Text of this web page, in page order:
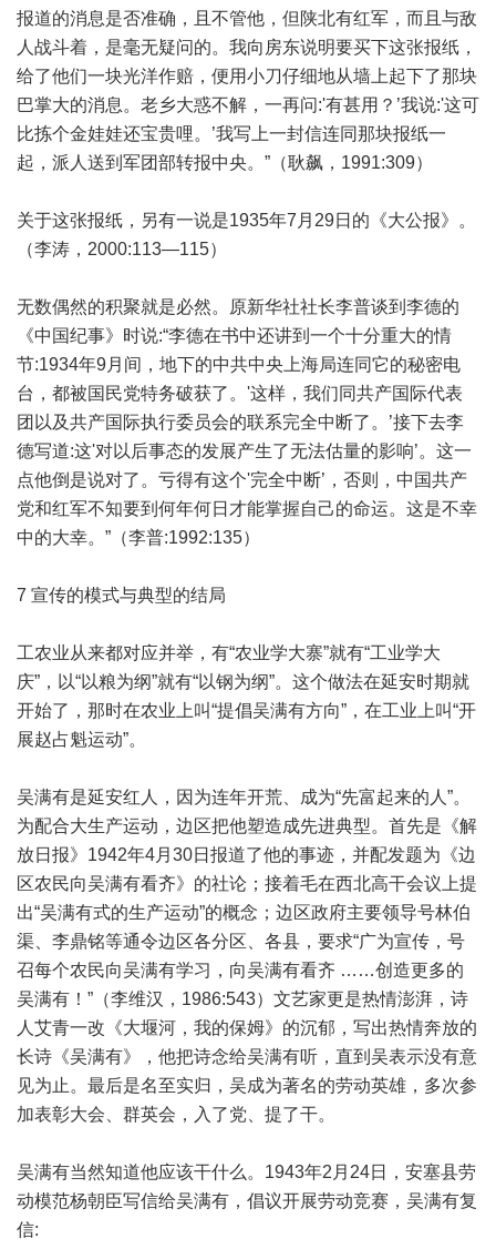
报道的消息是否准确，且不管他，但陕北有红军，而且与敌
人战斗着，是毫无疑问的。我向房东说明要买下这张报纸，
给了他们一块光洋作赔，便用小刀仔细地从墙上起下了那块
巴掌大的消息。老乡大惑不解，一再问:'有甚用？’我说:'这可
比拣个金娃娃还宝贵哩。’我写上一封信连同那块报纸一
起，派人送到军团部转报中央。”（耿飙，1991:309）
关于这张报纸，另有一说是1935年7月29日的《大公报》。
（李涛，2000:113—115）
无数偶然的积聚就是必然。原新华社社长李普谈到李德的
《中国纪事》时说:“李德在书中还讲到一个十分重大的情
节:1934年9月间，地下的中共中央上海局连同它的秘密电
台，都被国民党特务破获了。'这样，我们同共产国际代表
团以及共产国际执行委员会的联系完全中断了。’接下去李
德写道:这'对以后事态的发展产生了无法估量的影响’。这一
点他倒是说对了。亏得有这个'完全中断’，否则，中国共产
党和红军不知要到何年何日才能掌握自己的命运。这是不幸
中的大幸。”（李普:1992:135）
7 宣传的模式与典型的结局
工农业从来都对应并举，有“农业学大寨”就有“工业学大
庆”，以“以粮为纲”就有“以钢为纲”。这个做法在延安时期就
开始了，那时在农业上叫“提倡吴满有方向”，在工业上叫“开
展赵占魁运动”。
吴满有是延安红人，因为连年开荒、成为“先富起来的人”。
为配合大生产运动，边区把他塑造成先进典型。首先是《解
放日报》1942年4月30日报道了他的事迹，并配发题为《边
区农民向吴满有看齐》的社论；接着毛在西北高干会议上提
出“吴满有式的生产运动”的概念；边区政府主要领导号林伯
渠、李鼎铭等通令边区各分区、各县，要求“广为宣传，号
召每个农民向吴满有学习，向吴满有看齐 ……创造更多的
吴满有！”（李维汉，1986:543）文艺家更是热情澎湃，诗
人艾青一改《大堰河，我的保姆》的沉郁，写出热情奔放的
长诗《吴满有》，他把诗念给吴满有听，直到吴表示没有意
见为止。最后是名至实归，吴成为著名的劳动英雄，多次参
加表彰大会、群英会，入了党、提了干。
吴满有当然知道他应该干什么。1943年2月24日，安塞县劳
动模范杨朝臣写信给吴满有，倡议开展劳动竞赛，吴满有复
信: